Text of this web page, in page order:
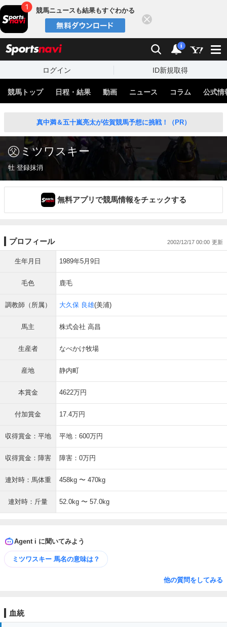
競馬ニュースも結果もすぐわかる
検索 通知
i
ログイン ID新規取得
競馬トップ 日程・結果 動画 ニュース コラム 公式情
真中満＆五十嵐亮太が佐賀競馬予想に挑戦！（PR）
ミツワスキー
牡 登録抹消
無料アプリで競馬情報をチェックする
プロフィール 2002/12/17 00:00
生年月日 1989年5月9日
毛色 鹿毛
調教師（所属） 大久保 良雄(美浦)
馬主 株式会社 高昌
生産者 なべかけ牧場
産地 静内町
本賞金 4622万円
付加賞金 17.4万円
収得賞金：平地 平地：600万円
収得賞金：障害 障害：0万円
連対時：馬体重 458kg 〜 470kg
連対時：斤量 52.0kg 〜 57.0kg
Agent i に聞いてみよう
ミツワスキー 馬名の意味は？
他の質問をしてみる
血統